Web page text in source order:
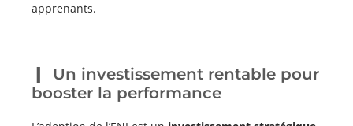
apprenants.
Un investissement rentable pour
booster la performance